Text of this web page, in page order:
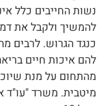
נשות החייבים כלל
להמשיך ולקבל את
כנגד הגרוש. לרבים
להם איכות חיים
מהתחום על מנת
מיטבית. משרד "עו"ד